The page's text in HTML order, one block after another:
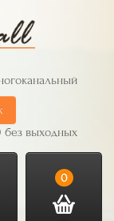
без выходных
0